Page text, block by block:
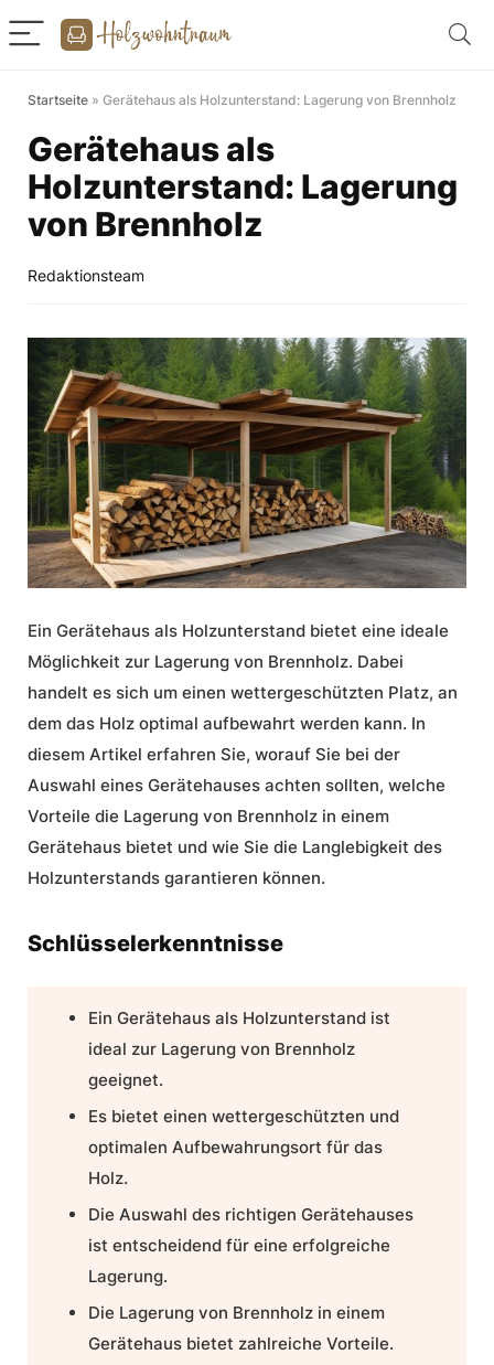
Startseite » Gerätehaus als Holzunterstand: Lagerung von Brennholz
Gerätehaus als
Holzunterstand: Lagerung
von Brennholz
Redaktionsteam
Ein Gerätehaus als Holzunterstand bietet eine ideale
Möglichkeit zur Lagerung von Brennholz. Dabei
handelt es sich um einen wettergeschützten Platz, an
dem das Holz optimal aufbewahrt werden kann. In
diesem Artikel erfahren Sie, worauf Sie bei der
Auswahl eines Gerätehauses achten sollten, welche
Vorteile die Lagerung von Brennholz in einem
Gerätehaus bietet und wie Sie die Langlebigkeit des
Holzunterstands garantieren können.
Schlüsselerkenntnisse
Ein Gerätehaus als Holzunterstand ist
ideal zur Lagerung von Brennholz
geeignet.
Es bietet einen wettergeschützten und
optimalen Aufbewahrungsort für das
Holz.
Die Auswahl des richtigen Gerätehauses
ist entscheidend für eine erfolgreiche
Lagerung.
Die Lagerung von Brennholz in einem
Gerätehaus bietet zahlreiche Vorteile.